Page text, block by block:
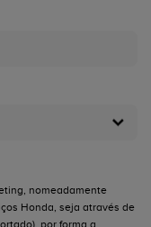
nomeadamente
Honda, seja através de
por forma a